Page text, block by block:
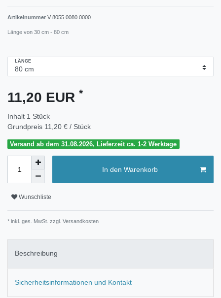
Artikelnummer V 8055 0080 0000
Länge von 30 cm - 80 cm
LÄNGE
11,20 EUR *
Inhalt 1 Stück
Grundpreis 11,20 € / Stück
Versand ab dem 31.08.2026, Lieferzeit ca. 1-2 Werktage
In den Warenkorb
Wunschliste
* inkl. ges. MwSt. zzgl. Versandkosten
Beschreibung
Sicherheitsinformationen und Kontakt